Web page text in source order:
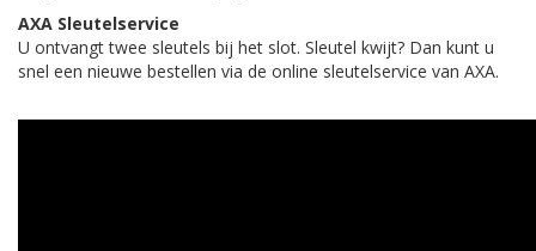
AXA Sleutelservice
U ontvangt twee sleutels bij het slot. Sleutel kwijt? Dan kunt u
snel een nieuwe bestellen via de online sleutelservice van AXA.